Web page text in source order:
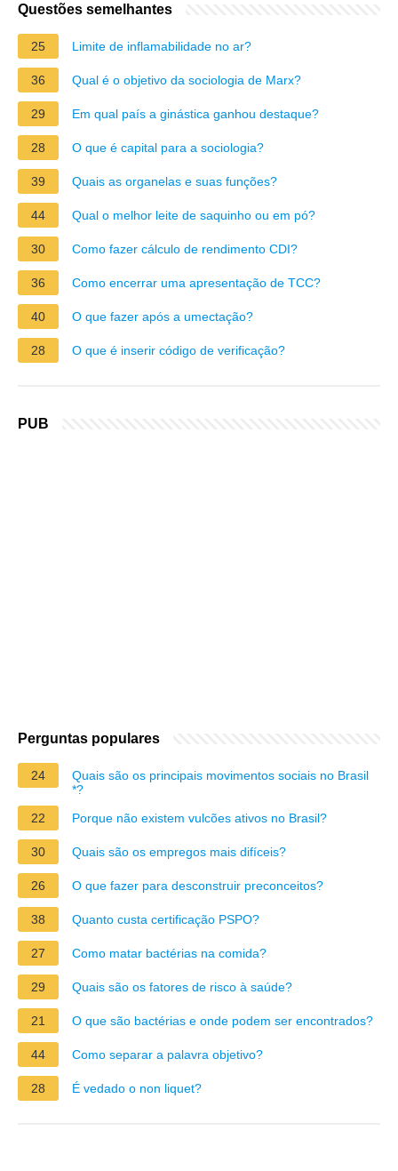
Questões semelhantes
25 Limite de inflamabilidade no ar?
36 Qual é o objetivo da sociologia de Marx?
29 Em qual país a ginástica ganhou destaque?
28 O que é capital para a sociologia?
39 Quais as organelas e suas funções?
44 Qual o melhor leite de saquinho ou em pó?
30 Como fazer cálculo de rendimento CDI?
36 Como encerrar uma apresentação de TCC?
40 O que fazer após a umectação?
28 O que é inserir código de verificação?
PUB
Perguntas populares
24
Quais são os principais movimentos sociais no Brasil
*?
22
Porque não existem vulcões ativos no Brasil?
30 Quais são os empregos mais difíceis?
26 O que fazer para desconstruir preconceitos?
38 Quanto custa certificação PSPO?
27 Como matar bactérias na comida?
29 Quais são os fatores de risco à saúde?
21 O que são bactérias e onde podem ser encontrados?
44 Como separar a palavra objetivo?
28 É vedado o non liquet?